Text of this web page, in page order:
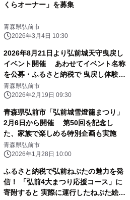
くらオーナー」を募集
青森県弘前市
2026年3月4日 10:30
2026年8月21日より弘前城天守曳戻し
イベント開催 あわせてイベント名称
を公募・ふるさと納税で 曳戻し体験参
加者募集
青森県弘前市
2026年2月19日 09:30
青森県弘前市「弘前城雪燈籠まつり」
2月6日から開催 第50回を記念し
た、家族で楽しめる特別企画も実施
青森県弘前市
2026年1月28日 10:00
ふるさと納税で弘前ねぷたの魅力を発
信！ 「弘前4大まつり応援コース」に
寄附すると 実際に運行したねぷた絵を